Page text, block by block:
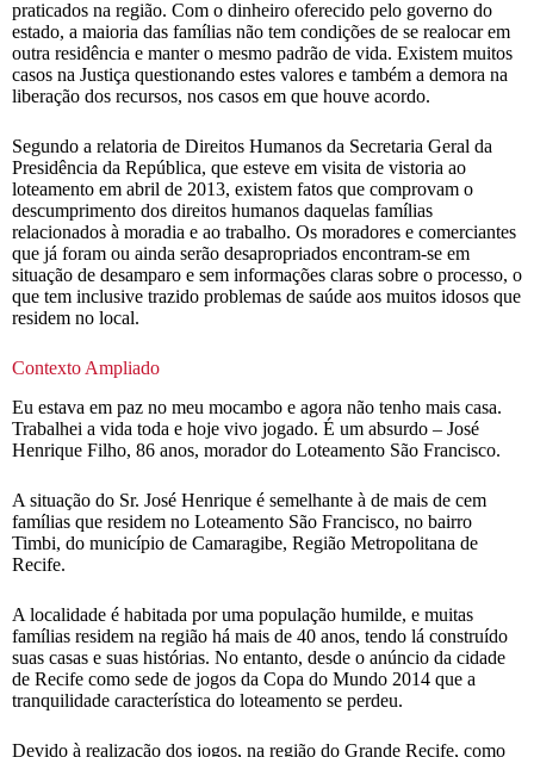
praticados na região. Com o dinheiro oferecido pelo governo do
estado, a maioria das famílias não tem condições de se realocar em
outra residência e manter o mesmo padrão de vida. Existem muitos
casos na Justiça questionando estes valores e também a demora na
liberação dos recursos, nos casos em que houve acordo.
Segundo a relatoria de Direitos Humanos da Secretaria Geral da
Presidência da República, que esteve em visita de vistoria ao
loteamento em abril de 2013, existem fatos que comprovam o
descumprimento dos direitos humanos daquelas famílias
relacionados à moradia e ao trabalho. Os moradores e comerciantes
que já foram ou ainda serão desapropriados encontram-se em
situação de desamparo e sem informações claras sobre o processo, o
que tem inclusive trazido problemas de saúde aos muitos idosos que
residem no local.
Contexto Ampliado
Eu estava em paz no meu mocambo e agora não tenho mais casa.
Trabalhei a vida toda e hoje vivo jogado. É um absurdo – José
Henrique Filho, 86 anos, morador do Loteamento São Francisco.
A situação do Sr. José Henrique é semelhante à de mais de cem
famílias que residem no Loteamento São Francisco, no bairro
Timbi, do município de Camaragibe, Região Metropolitana de
Recife.
A localidade é habitada por uma população humilde, e muitas
famílias residem na região há mais de 40 anos, tendo lá construído
suas casas e suas histórias. No entanto, desde o anúncio da cidade
de Recife como sede de jogos da Copa do Mundo 2014 que a
tranquilidade característica do loteamento se perdeu.
Devido à realização dos jogos, na região do Grande Recife, como